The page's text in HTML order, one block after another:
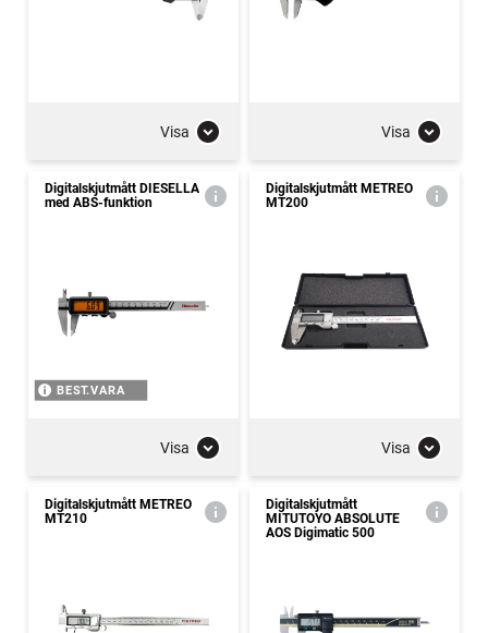
Visa Visa
Digitalskjutmått DIESELLA
med ABS-funktion
BEST.VARA
Visa
Digitalskjutmått METREO
MT200
Visa
Digitalskjutmått METREO
MT210
Digitalskjutmått
MITUTOYO ABSOLUTE
AOS Digimatic 500